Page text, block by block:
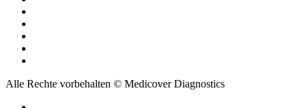
Alle Rechte vorbehalten © Medicover Diagnostics